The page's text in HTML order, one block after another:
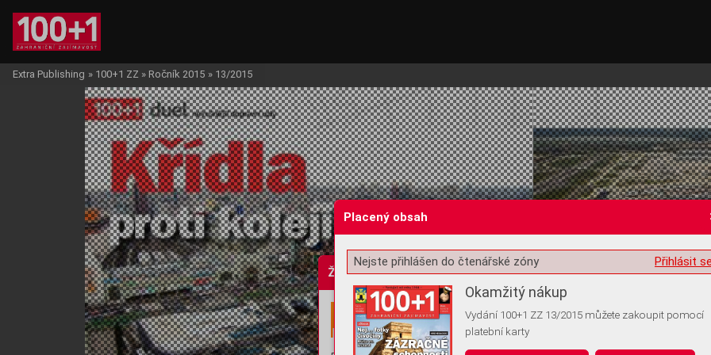
Žádost o souhlas s ukládáním volitelných informací
Extra Publishing » 100+1 ZZ » Ročník 2015 » 13/2015
Placený obsah
Přihlásit
Nejste přihlášen do čtenářské zóny
Okamžitý nákup
Vydání 100+1 ZZ 13/2015 můžete zakoupit pomocí
platební karty